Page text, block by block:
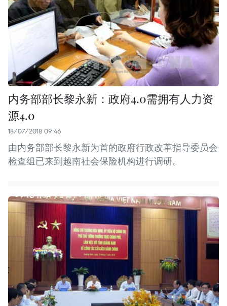
内务部部长黎永新：政府4.0需拥有人力资
源4.0
18/07/2018 09:46
由内务部部长黎永新为首的政府行政改革指导委员会
检查组已来到越南社会保险机构进行调研。